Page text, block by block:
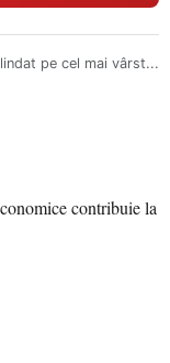
pe cel mai vârst...